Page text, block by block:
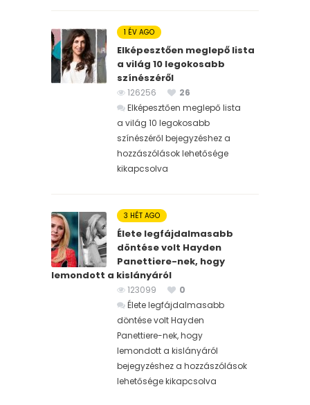
1 ÉV AGO
Elképesztően meglepő lista
a világ 10 legokosabb
színészéről
126256
26
Elképesztően meglepő lista
a világ 10 legokosabb
színészéről bejegyzéshez a
hozzászólások lehetősége
kikapcsolva
3 HÉT AGO
Élete legfájdalmasabb
döntése volt Hayden
Panettiere-nek, hogy
lemondott a kislányáról
123099
0
Élete legfájdalmasabb
döntése volt Hayden
Panettiere-nek, hogy
lemondott a kislányáról
bejegyzéshez a hozzászólások
lehetősége kikapcsolva